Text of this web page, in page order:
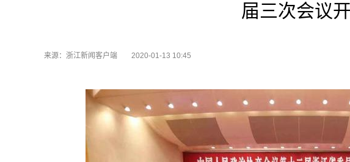
届三次会议
来源：浙江新闻客户端 2020-01-13 10:45